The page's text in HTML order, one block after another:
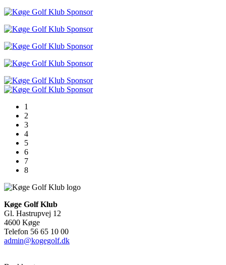
1
2
3
4
5
6
7
8
Køge Golf Klub
Gl. Hastrupvej 12
4600 Køge
Telefon 56 65 10 00
admin@kogegolf.dk